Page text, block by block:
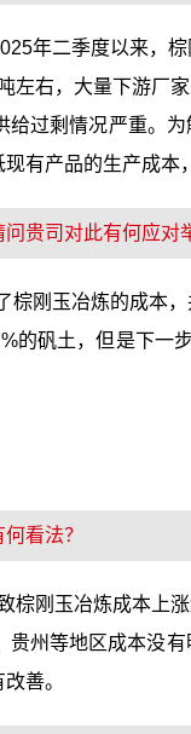
年二季度以来，
右，大量下游厂
过剩情况严重。
有产品的生产成本
贵司对此有何应对
刚玉冶炼的成本
矾土，但是下
看法？
刚玉冶炼成本上
州等地区成本没
善。